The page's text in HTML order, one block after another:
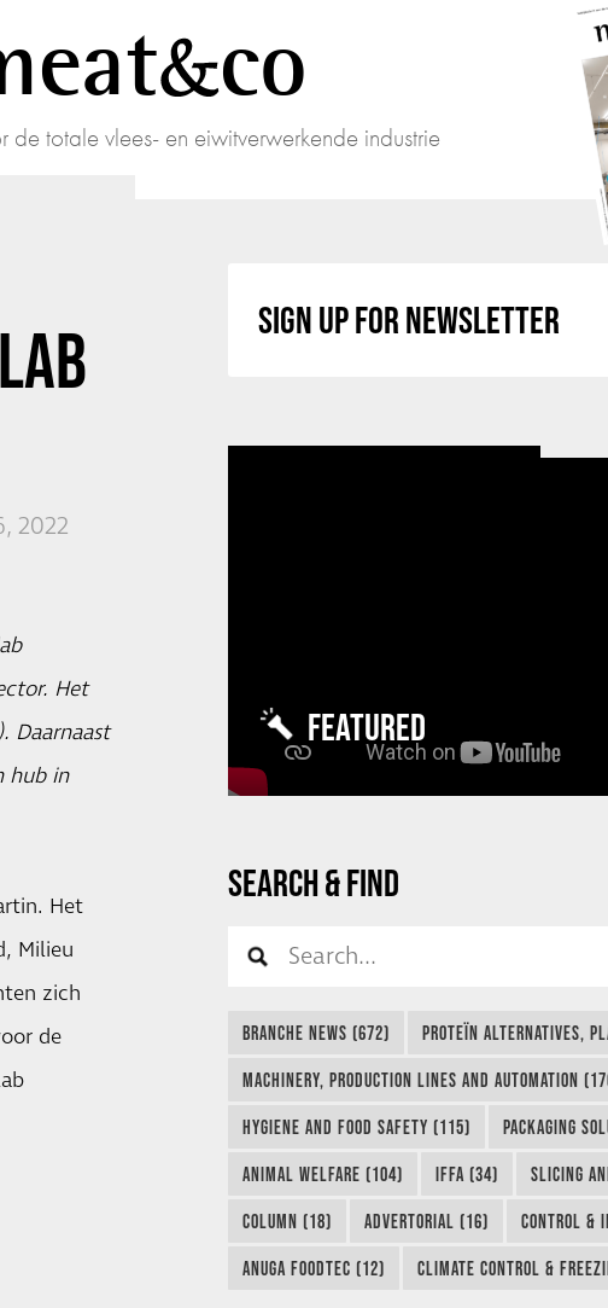
co
de totale vlees- en eiwitverwerkende industrie
2022
Het
Daarnaast
hub in
Het
Milieu
zich
de
SIGN UP FOR NEWSLETTER
FEATURED
SEARCH & FIND
BRANCHE NEWS (672) PROTEÏN ALTERNATIVES,
MACHINERY, PRODUCTION LINES AND AUTOMATION
HYGIENE AND FOOD SAFETY (115) PACKAGING
ANIMAL WELFARE (104) IFFA (34) SLICING
COLUMN (18) ADVERTORIAL (16) CONTROL &
ANUGA FOODTEC (12) CLIMATE CONTROL &